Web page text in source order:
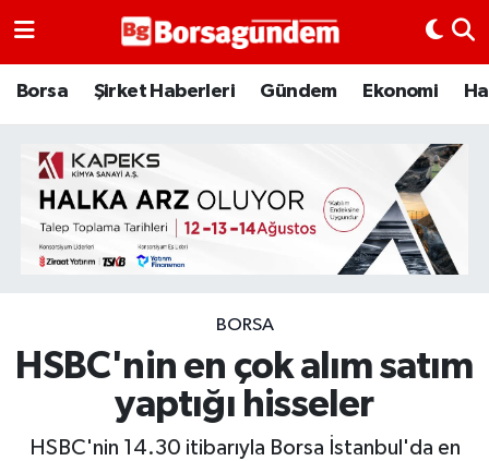
Borsa Şirket Haberleri Gündem Ekonomi
BORSA
HSBC'nin en çok alım satım
yaptığı hisseler
HSBC'nin 14.30 itibarıyla Borsa İstanbul'da en
Borsa
Emtia
Galeri
Bitcoin
Şirket Haberleri